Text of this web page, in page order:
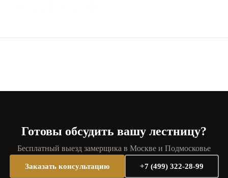
Готовы обсудить вашу лестницу?
Бесплатный выезд замерщика в Москве и Подмосковье
Заказать консультацию +7 (499) 322-28-99